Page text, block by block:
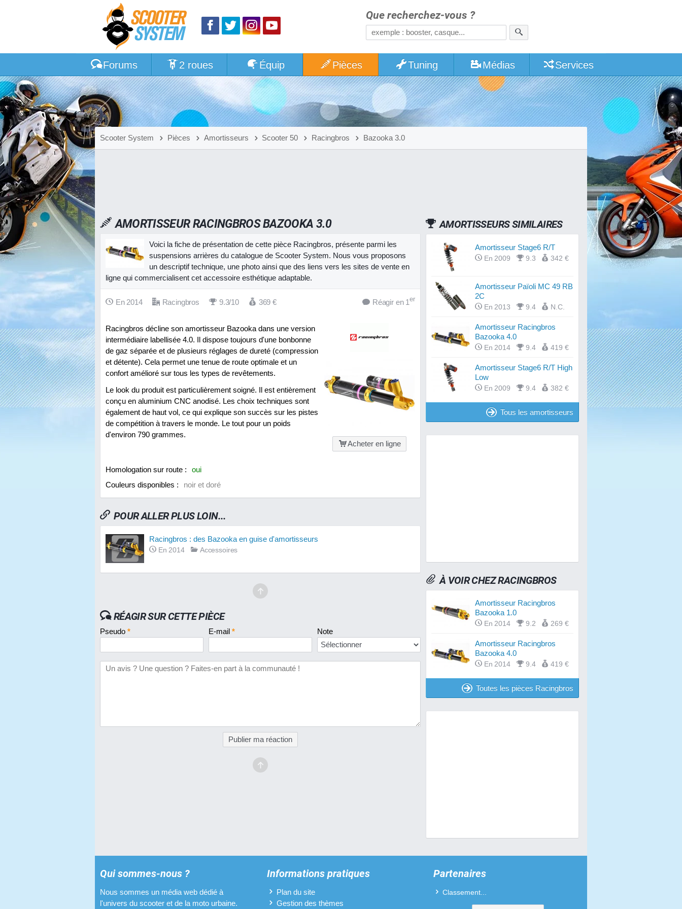
Que recherchez-vous ?
Forums 2 roues Équip Pièces Tuning Médias Services
Scooter System Pièces Amortisseurs Scooter 50 Racingbros Bazooka 3.0
AMORTISSEUR RACINGBROS BAZOOKA 3.0
Voici la fiche de présentation de cette pièce Racingbros, présente parmi les
suspensions arrières du catalogue de Scooter System. Nous vous proposons
un descriptif technique, une photo ainsi que des liens vers les sites de vente en
ligne qui commercialisent cet accessoire esthétique adaptable.
En 2014 Racingbros 9.3/10 369 € Réagir en 1er
Acheter en ligne
Racingbros décline son amortisseur Bazooka dans une version
intermédiaire labellisée 4.0. Il dispose toujours d'une bonbonne
de gaz séparée et de plusieurs réglages de dureté (compression
et détente). Cela permet une tenue de route optimale et un
confort amélioré sur tous les types de revêtements.
Le look du produit est particulièrement soigné. Il est entièrement
conçu en aluminium CNC anodisé. Les choix techniques sont
également de haut vol, ce qui explique son succès sur les pistes
de compétition à travers le monde. Le tout pour un poids
d'environ 790 grammes.
Homologation sur route :
oui
Couleurs disponibles :
noir et doré
POUR ALLER PLUS LOIN...
Racingbros : des Bazooka en guise d'amortisseurs
En 2014 Accessoires
RÉAGIR SUR CETTE PIÈCE
Pseudo * E-mail* Note
Publier ma réaction
AMORTISSEURS SIMILAIRES
Amortisseur Stage6 R/T
En 2009 9.3 342 €
Amortisseur Païoli MC 49 RB
2C
En 2013 9.4 N.C.
Amortisseur Racingbros
Bazooka 4.0
En 2014 9.4 419 €
Amortisseur Stage6 R/T High
Low
En 2009 9.4 382 €
Tous les amortisseurs
À VOIR CHEZ RACINGBROS
Amortisseur Racingbros
Bazooka 1.0
En 2014 9.2 269 €
Amortisseur Racingbros
Bazooka 4.0
En 2014 9.4 419 €
Toutes les pièces Racingbros
Qui sommes-nous ?
Nous sommes un média web dédié à
l'univers du scooter et de la moto urbaine.
Informations pratiques
Plan du site
Gestion des thèmes
Partenaires
Classement...